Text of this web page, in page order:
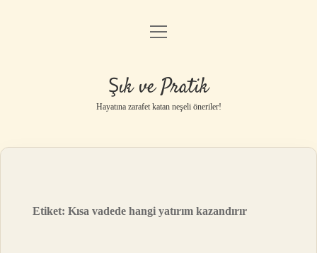
Anasayfa
Yasal Uyarı
menüyü
Şık ve Pratik
Hayatına zarafet katan neşeli öneriler!
Etiket:Kısa vadede hangi yatırım kazandırır